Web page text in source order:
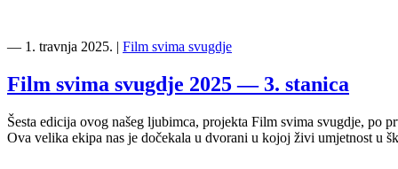
svima
primjer
dobre
prakse
na
HAVC-
― 1. travnja 2025. | Film svima svugdje
Film svima svugdje 2025 — 3. stanica
Šesta edicija ovog našeg ljubimca, projekta Film svima svugdje, po
Ova velika ekipa nas je dočekala u dvorani u kojoj živi umjetnost u